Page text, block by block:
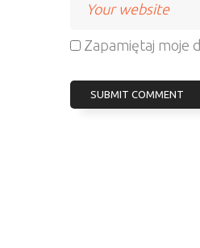
Zapamiętaj moje